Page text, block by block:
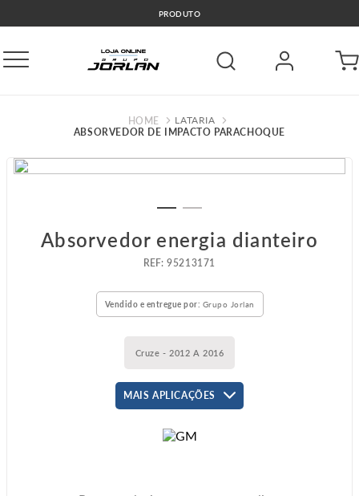
PRODUTO
LATARIA
ABSORVEDOR DE IMPACTO PARACHOQUE
Absorvedor energia dianteiro
:95213171
Vendido e entregue por: Grupo Jorlan
Cruze - 2012 A 2016
MAIS APLICAÇÕES